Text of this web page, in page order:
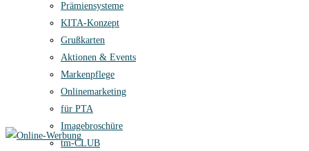
Prämiensysteme
KITA-Konzept
Grußkarten
Aktionen & Events
Markenpflege
Onlinemarketing
für PTA
Imagebroschüre
tm-CLUB